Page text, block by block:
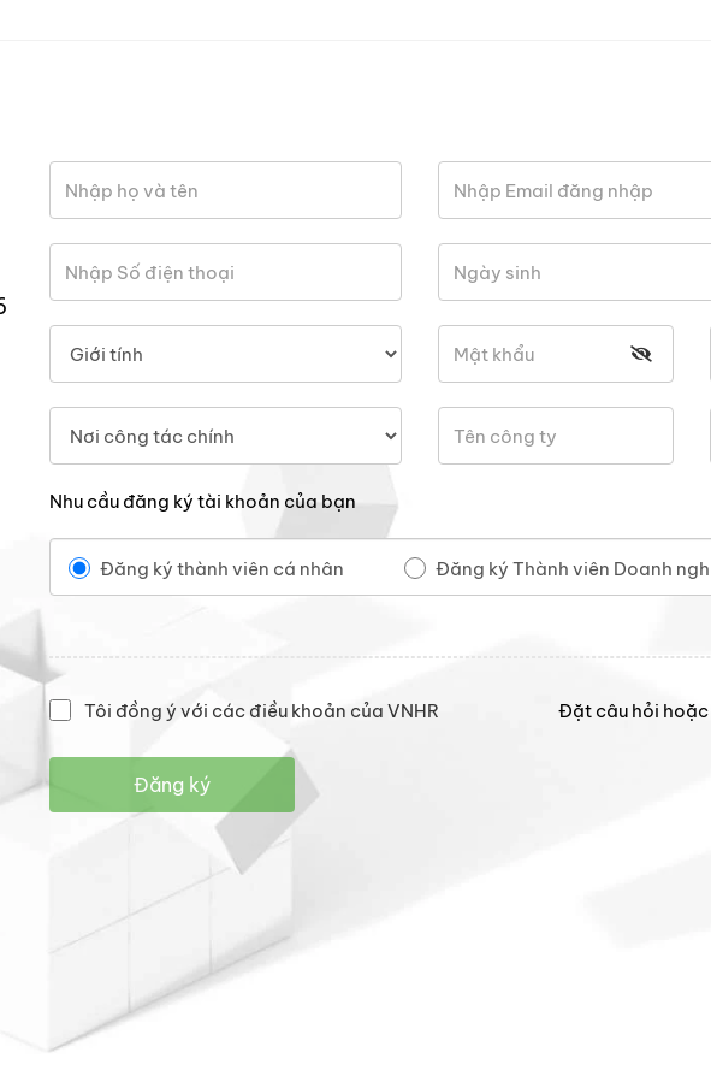
Nhu cầu đăng ký tài khoản của bạn
Đăng ký thành viên cá nhân Đăng ký Thành viên Doanh
Tôi đồng ý với các điều khoản của VNHR Đặt câu hỏi hoặc
Đăng ký